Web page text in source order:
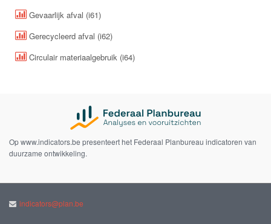
Gevaarlijk afval (i61)
Gerecycleerd afval (i62)
Circulair materiaalgebruik (i64)
Op www.indicators.be presenteert het Federaal Planbureau indicatoren van
duurzame ontwikkeling.
indicators@plan.be